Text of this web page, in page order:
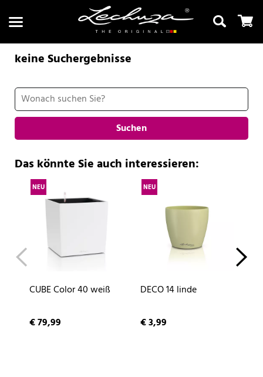
Suchen
keine Suchergebnisse
Suchen
Das könnte Sie auch interessieren:
NEU
CUBE Color 40 weiß
€ 79,99
NEU
DECO 14 linde
€ 3,99